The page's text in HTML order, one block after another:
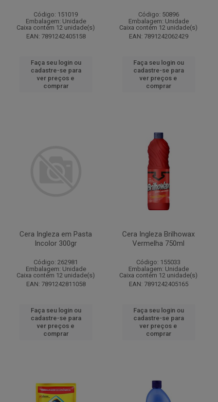
Código: 151019
Embalagem: Unidade
Caixa contém 12 unidade(s)
EAN: 7891242405158
Faça seu login ou
cadastre-se para
ver preços e
comprar
Código: 50896
Embalagem: Unidade
Caixa contém 12 unidade(s)
EAN: 7891242062429
Faça seu login ou
cadastre-se para
ver preços e
comprar
Cera Ingleza em Pasta
Incolor 300gr
Código: 262981
Embalagem: Unidade
Caixa contém 12 unidade(s)
EAN: 7891242811058
Faça seu login ou
cadastre-se para
ver preços e
comprar
Cera Ingleza Brilhowax
Vermelha 750ml
Código: 155033
Embalagem: Unidade
Caixa contém 12 unidade(s)
EAN: 7891242405165
Faça seu login ou
cadastre-se para
ver preços e
comprar